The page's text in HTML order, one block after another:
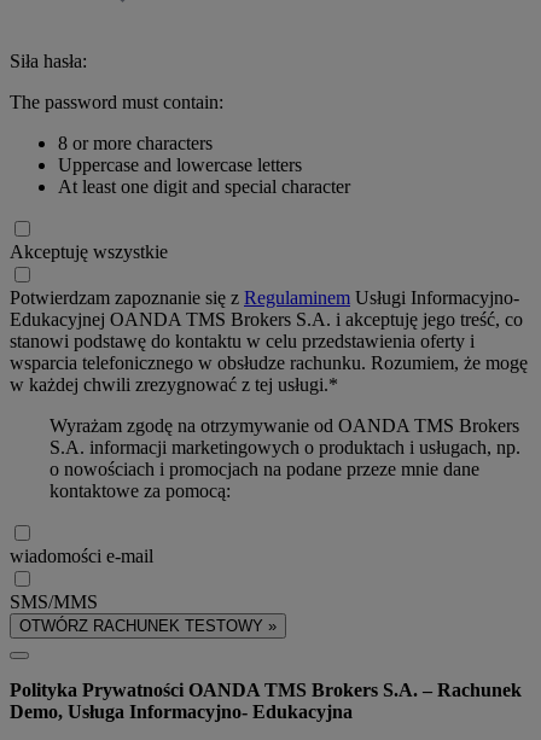
Siła hasła:
The password must contain:
8 or more characters
Uppercase and lowercase letters
At least one digit and special character
Akceptuję wszystkie
Potwierdzam zapoznanie się z Regulaminem Usługi Informacyjno-
Edukacyjnej OANDA TMS Brokers S.A. i akceptuję jego treść, co
stanowi podstawę do kontaktu w celu przedstawienia oferty i
wsparcia telefonicznego w obsłudze rachunku. Rozumiem, że mogę
w każdej chwili zrezygnować z tej usługi.*
Wyrażam zgodę na otrzymywanie od OANDA TMS Brokers
S.A. informacji marketingowych o produktach i usługach, np.
o nowościach i promocjach na podane przeze mnie dane
kontaktowe za pomocą:
wiadomości e-mail
SMS/MMS
OTWÓRZ RACHUNEK TESTOWY »
Polityka Prywatności OANDA TMS Brokers S.A. – Rachunek
Demo, Usługa Informacyjno- Edukacyjna